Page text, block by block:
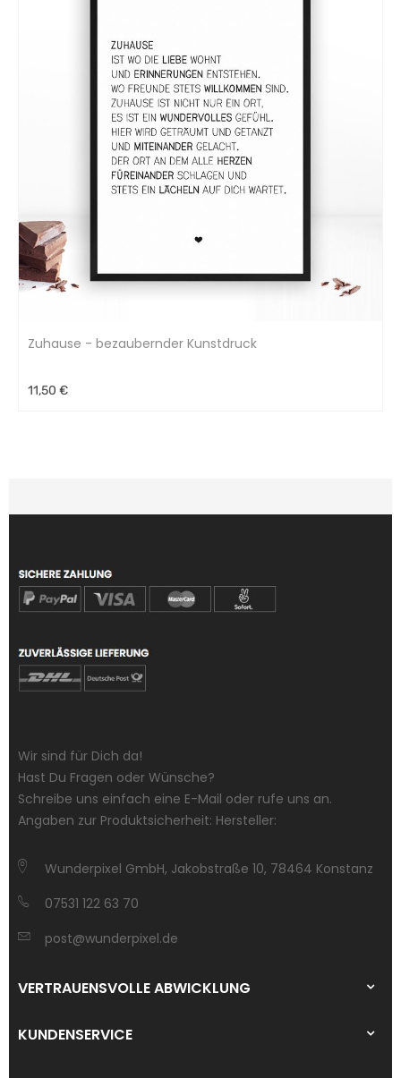
Zuhause - bezaubernder Kunstdruck
11,50 €
Wir sind für Dich da!
Hast Du Fragen oder Wünsche?
Schreibe uns einfach eine E-Mail oder rufe uns an.
Angaben zur Produktsicherheit: Hersteller:
Wunderpixel GmbH, Jakobstraße 10, 78464 Konstanz
07531 122 63 70
post@wunderpixel.de
VERTRAUENSVOLLE ABWICKLUNG
KUNDENSERVICE